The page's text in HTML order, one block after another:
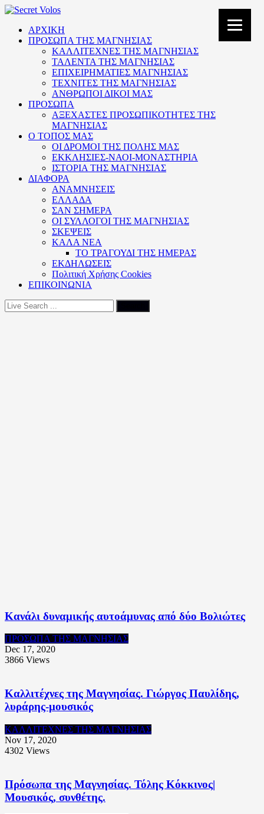
ΑΡΧΙΚΗ
ΠΡΟΣΩΠΑ ΤΗΣ ΜΑΓΝΗΣΙΑΣ
ΚΑΛΛΙΤΕΧΝΕΣ ΤΗΣ ΜΑΓΝΗΣΙΑΣ
ΤΑΛΕΝΤΑ ΤΗΣ ΜΑΓΝΗΣΙΑΣ
ΕΠΙΧΕΙΡΗΜΑΤΙΕΣ ΜΑΓΝΗΣΙΑΣ
ΤΕΧΝΙΤΕΣ ΤΗΣ ΜΑΓΝΗΣΙΑΣ
ΑΝΘΡΩΠΟΙ ΔΙΚΟΙ ΜΑΣ
ΠΡΟΣΩΠΑ
ΑΞΕΧΑΣΤΕΣ ΠΡΟΣΩΠΙΚΟΤΗΤΕΣ ΤΗΣ
ΜΑΓΝΗΣΙΑΣ
Ο ΤΟΠΟΣ ΜΑΣ
ΟΙ ΔΡΟΜΟΙ ΤΗΣ ΠΟΛΗΣ ΜΑΣ
ΕΚΚΛΗΣΙΕΣ-ΝΑΟΙ-ΜΟΝΑΣΤΗΡΙΑ
ΙΣΤΟΡΙΑ ΤΗΣ ΜΑΓΝΗΣΙΑΣ
ΔΙΑΦΟΡΑ
ΑΝΑΜΝΗΣΕΙΣ
ΕΛΛΑΔΑ
ΣΑΝ ΣΗΜΕΡΑ
ΟΙ ΣΥΛΛΟΓΟΙ ΤΗΣ ΜΑΓΝΗΣΙΑΣ
ΣΚΕΨΕΙΣ
ΚΑΛΑ ΝΕΑ
ΤΟ ΤΡΑΓΟΥΔΙ ΤΗΣ ΗΜΕΡΑΣ
ΕΚΔΗΛΩΣΕΙΣ
Πολιτική Xρήσης Cookies
ΕΠΙΚΟΙΝΩΝΙΑ
Κανάλι δυναμικής αυτοάμυνας από δύο Βολιώτες
ΠΡΟΣΩΠΑ ΤΗΣ ΜΑΓΝΗΣΙΑΣ
Dec 17, 2020
3866 Views
Καλλιτέχνες της Μαγνησίας. Γιώργος Παυλίδης,
λυράρης-μουσικός
ΚΑΛΛΙΤΕΧΝΕΣ ΤΗΣ ΜΑΓΝΗΣΙΑΣ
Nov 17, 2020
4302 Views
Πρόσωπα της Μαγνησίας. Τόλης Κόκκινος|
Μουσικός, συνθέτης.